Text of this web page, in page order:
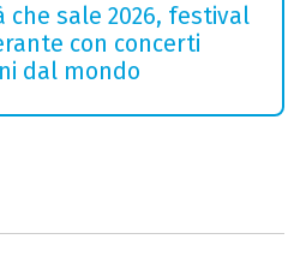
che sale 2026, festival
con concerti
dal mondo